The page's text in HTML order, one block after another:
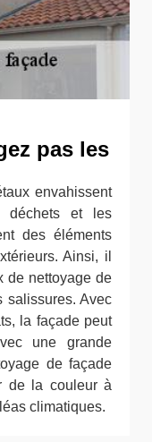
pas les
envahissent
déchets et les
des éléments
Ainsi, il
de nettoyage de
salissures. Avec
la façade peut
une grande
de façade
de la couleur à
climatiques.